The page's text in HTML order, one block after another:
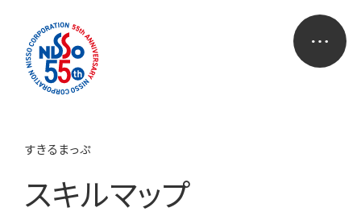
スキルマップ
すきるまっぷ